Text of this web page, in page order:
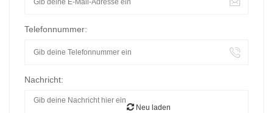
Telefonnummer:
Nachricht:
Neu laden